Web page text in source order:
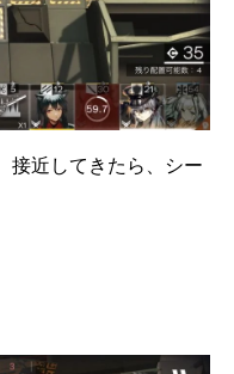
接近してきたら、シー